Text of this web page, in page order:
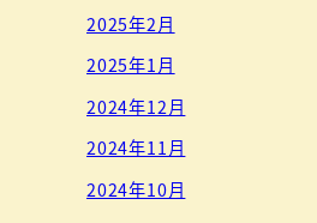
2025年2月
2025年1月
2024年12月
2024年11月
2024年10月